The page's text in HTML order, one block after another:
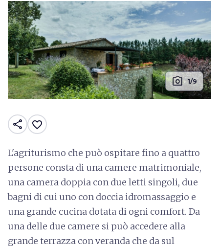
photo_camera 1/9
share favorite_border
L'agriturismo che può ospitare fino a quattro
persone consta di una camere matrimoniale,
una camera doppia con due letti singoli, due
bagni di cui uno con doccia idromassaggio e
una grande cucina dotata di ogni comfort. Da
una delle due camere si può accedere alla
grande terrazza con veranda che da sul